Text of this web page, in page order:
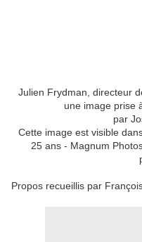
Julien Frydman, directeur
une image prise
par
Cette image est visible
25 ans - Magnum
Propos recueillis par